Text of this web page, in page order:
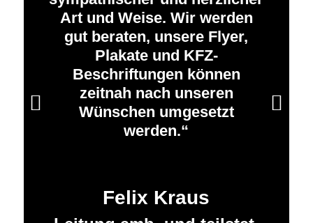
Art und Weise. Wir werden
gut beraten, unsere Flyer,
Plakate und KFZ-
Beschriftungen können
zeitnah nach unseren
Wünschen umgesetzt
werden.
Felix Kraus
Weiter